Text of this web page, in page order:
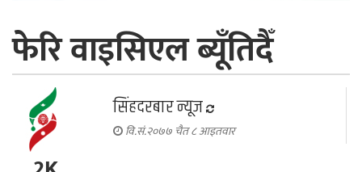
फेरि वाइसिएल ब्यूँतिदैँ
सिंहदरबार न्यूज
वि.सं.२०७७ चैत ८ आइतवार